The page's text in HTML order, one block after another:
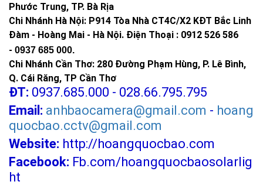
Phước Trung, TP. Bà Rịa
Chi Nhánh Hà Nội: P914 Tòa Nhà CT4C/X2 KĐT Bắc Linh
Đàm - Hoàng Mai - Hà Nội. Điện Thoại : 0912 526 586
- 0937 685 000.
Chi Nhánh Cần Thơ: 280 Đường Phạm Hùng, P. Lê Bình,
Q. Cái Răng, TP Cần Thơ
ĐT: 0937.685.000 - 028.66.795.795
Email: anhbaocamera@gmail.com - hoang
quocbao.cctv@gmail.com
Website: http://hoangquocbao.com
Facebook: Fb.com/hoangquocbaosolarlig
ht